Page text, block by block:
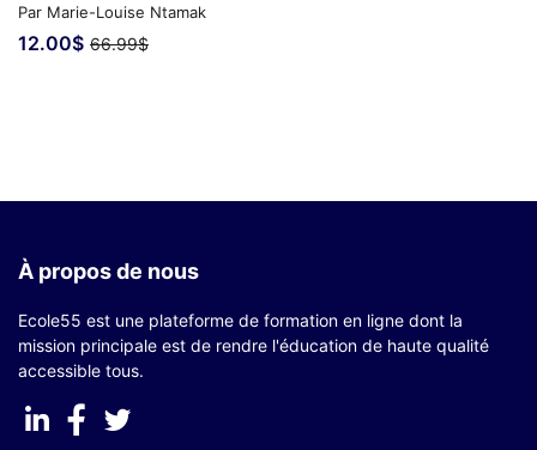
Par Marie-Louise Ntamak
12.00$ 66.99$
À propos de nous
Ecole55 est une plateforme de formation en ligne dont la
mission principale est de rendre l'éducation de haute qualité
accessible tous.